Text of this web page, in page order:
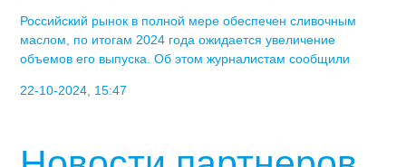
Российский рынок в полной мере обеспечен сливочным
маслом, по итогам 2024 года ожидается увеличение
объемов его выпуска. Об этом журналистам сообщили
22-10-2024, 15:47